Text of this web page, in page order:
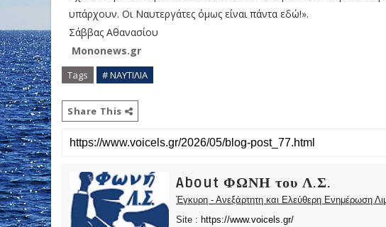
υπάρχουν. Οι Ναυτεργάτες όμως είναι πάντα εδώ!».
Σάββας Αθανασίου
Mononews.gr
Tags # ΝΑΥΤΙΛΙΑ
Share This
About ΦΩΝΗ του Λ.Σ.
Έγκυρη - Ανεξάρτητη και Ελεύθερη Ενημέρωση
Site : https://www.voicels.gr/